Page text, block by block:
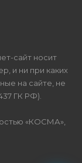
сайт носит
и ни при каких
на сайте, не
ГК РФ).
«КОСМА»,